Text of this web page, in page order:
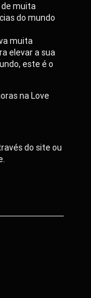
de muita
do mundo
muita
elevar a sua
este é o
na Love
do site ou